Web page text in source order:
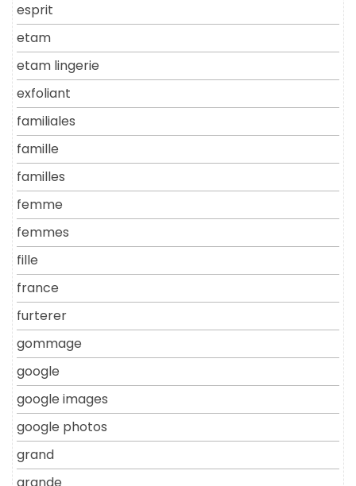
esprit
etam
etam lingerie
exfoliant
familiales
famille
familles
femme
femmes
fille
france
furterer
gommage
google
google images
google photos
grand